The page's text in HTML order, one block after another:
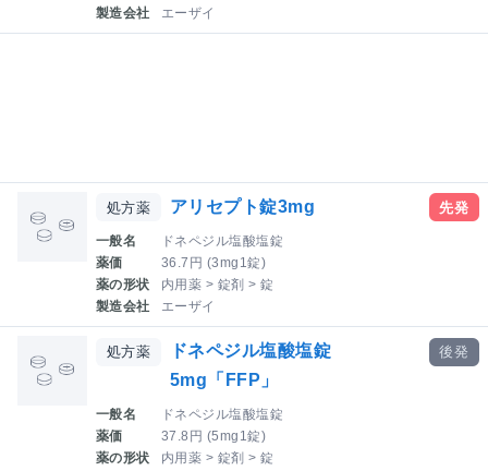
製造会社
エーザイ
処方薬 アリセプト錠3mg
一般名
ドネペジル塩酸塩錠
薬価
36.7円 (3mg1錠)
薬の形状
内用薬 > 錠剤 > 錠
製造会社
エーザイ
先発
処方薬
ドネペジル塩酸塩錠
5mg「FFP」
一般名
ドネペジル塩酸塩錠
薬価
37.8円 (5mg1錠)
薬の形状
内用薬 > 錠剤 > 錠
後発